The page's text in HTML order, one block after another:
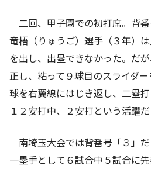
二回、甲子園での初打席。背
竜梧（りゅうご）選手（３年）
を出し、出塁できなかった。だ
正し、粘って９球目のスライダ
球を右翼線にはじき返し、二塁
１２安打中、２安打という活躍だ
南埼玉大会では背番号「３」だ
一塁手として６試合中５試合に